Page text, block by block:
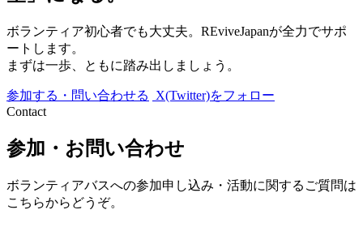
ボランティア初心者でも大丈夫。REviveJapanが全力でサポ
ートします。
まずは一歩、ともに踏み出しましょう。
参加する・問い合わせる
X(Twitter)をフォロー
Contact
参加・お問い合わせ
ボランティアバスへの参加申し込み・活動に関するご質問は
こちらからどうぞ。